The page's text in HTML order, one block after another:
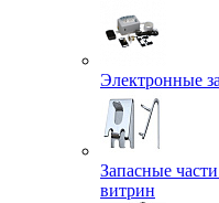
Электронные
Запасные
витрин